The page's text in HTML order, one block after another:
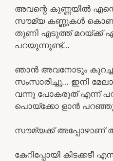
അവന്റെ കുണ്ണയിൽ
സൗമ്യ കണ്ണുകൾ
തുണി എടുത്ത് മറയ്ക്ക്
പറയുന്നുണ്ട്…
ഞാൻ അവനോടും കുറച്ചു
സംസാരിച്ചു… ഇനി
വന്നു പോകരുത് എന്ന്
പൊയ്ക്കോ ളാൻ
സൗമ്യക്ക്
കേറിപ്പോയി കിടക്കടീ